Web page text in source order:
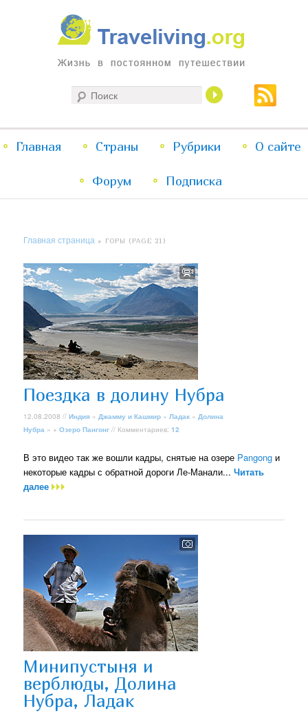
Traveliving
Жизнь в постоянном путешествии
меню
Перейти
к
Перейти
к
Главная Страны Рубрики О сайте
Форум Подписка
Главная страница » ГОРЫ (PAGE 21)
Поездка в долину Нубра
12.08.2008 //Индия » Джамму и Кашмир »Ладак » Долина
Нубра » +Озеро Пангонг // Комментариев:12
В это видео так же вошли кадры, снятые на озере Pangong и
некоторые кадры с обратной дороги Ле-Манали...Читать
далее
Минипустыня и
верблюды, Долина
Нубра, Ладак